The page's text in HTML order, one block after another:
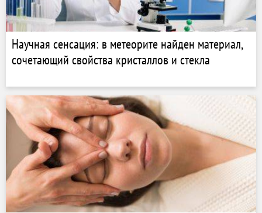
Научная сенсация: в метеорите найден материал,
сочетающий свойства кристаллов и стекла